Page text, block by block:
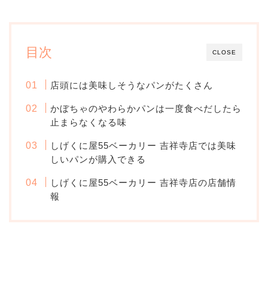
CLOSE
目次
店頭には美味しそうなパンがたくさん
かぼちゃのやわらかパンは一度食べだしたら
止まらなくなる味
しげくに屋55ベーカリー 吉祥寺店では美味
しいパンが購入できる
しげくに屋55ベーカリー 吉祥寺店の店舗情
報